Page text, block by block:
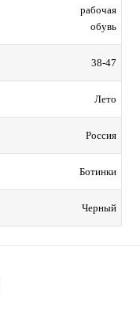
рабочая
обувь
38-47
Лето
Россия
Ботинки
Черный